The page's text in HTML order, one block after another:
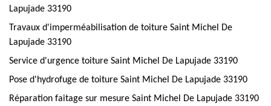
Lapujade 33190
Travaux d'imperméabilisation de toiture Saint Michel De
Lapujade 33190
Service d'urgence toiture Saint Michel De Lapujade 33190
Pose d'hydrofuge de toiture Saint Michel De Lapujade 33190
Réparation faitage sur mesure Saint Michel De Lapujade 33190